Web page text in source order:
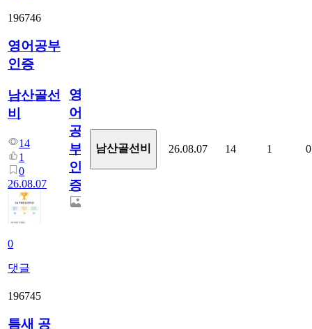
196746
영어공부
인증
남산골선
비
14
1
0
26.08.07
0
댓글
영
어
공
부
인
증
남산골선비 26.08.07 14 1 0
196745
틈새 공